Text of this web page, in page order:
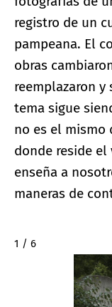
registro de un
pampeana. El
obras
reemplazaron y
tema sigue
no es el mismo
donde reside
enseña a
maneras de
2 / 6